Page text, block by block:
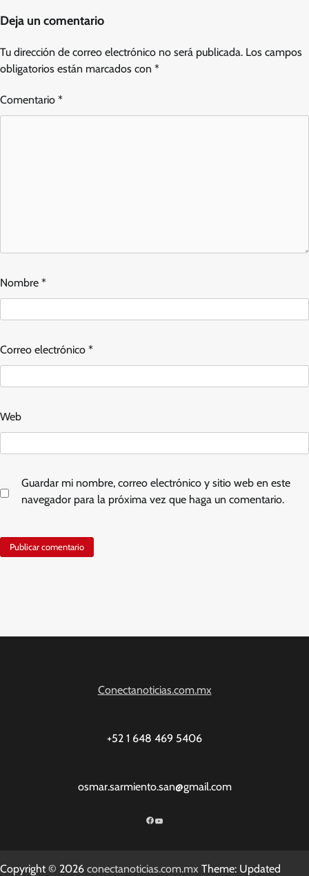
Deja un comentario
Tu dirección de correo electrónico no será publicada. Los campos
obligatorios están marcados con *
Comentario *
Nombre *
Correo electrónico *
Web
Guardar mi nombre, correo electrónico y sitio web en este
navegador para la próxima vez que haga un comentario.
Conectanoticias.com.mx
+52 1 648 469 5406
osmar.sarmiento.san@gmail.com
Facebook
YouTube
Copyright © 2026 conectanoticias.com.mx Theme: Updated